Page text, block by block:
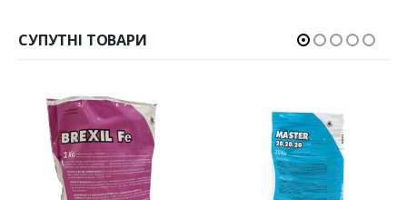
СУПУТНІ ТОВАРИ